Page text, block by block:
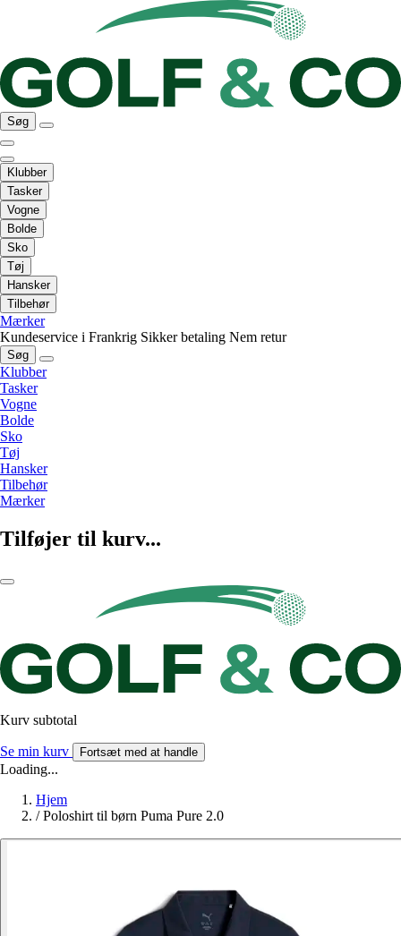
Søg
Klubber
Tasker
Vogne
Bolde
Sko
Tøj
Hansker
Tilbehør
Mærker
Kundeservice i Frankrig Sikker betaling Nem retur
Søg
Klubber
Tasker
Vogne
Bolde
Sko
Tøj
Hansker
Tilbehør
Mærker
Tilføjer til kurv...
Kurv subtotal
Se min kurv Fortsæt med at handle
Loading...
Hjem
/ Poloshirt til børn Puma Pure 2.0